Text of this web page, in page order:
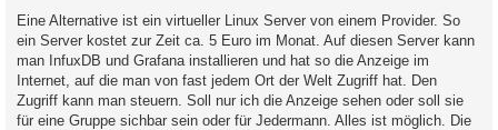
Eine Alternative ist ein virtueller Linux Server von einem Provider. So
ein Server kostet zur Zeit ca. 5 Euro im Monat. Auf diesen Server kann
man InfuxDB und Grafana installieren und hat so die Anzeige im
Internet, auf die man von fast jedem Ort der Welt Zugriff hat. Den
Zugriff kann man steuern. Soll nur ich die Anzeige sehen oder soll sie
für eine Gruppe sichbar sein oder für Jedermann. Alles ist möglich. Die